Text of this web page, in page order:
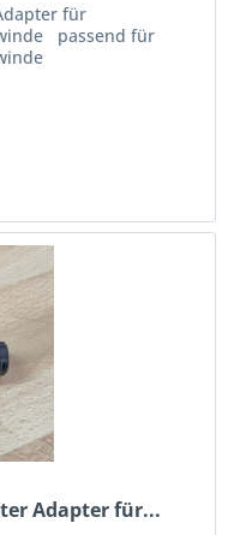
für
passend für
Adapter für...